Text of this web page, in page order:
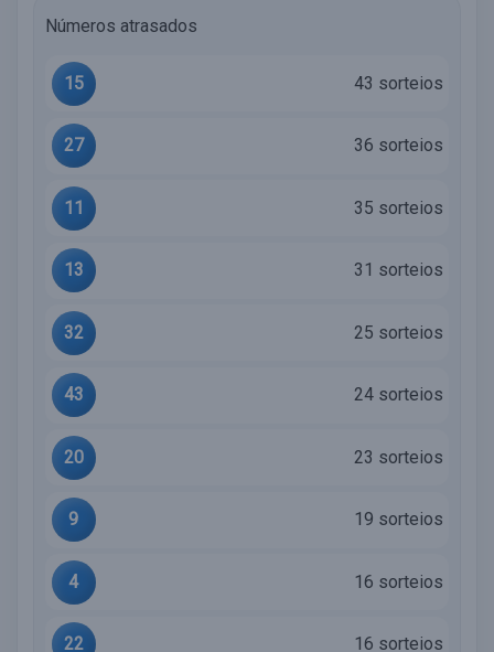
Números atrasados
15 43 sorteios
27 36 sorteios
11 35 sorteios
13 31 sorteios
32 25 sorteios
43 24 sorteios
20 23 sorteios
9 19 sorteios
4 16 sorteios
22 16 sorteios